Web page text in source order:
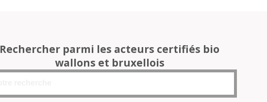
Rechercher parmi les acteurs certifiés bio
wallons et bruxellois